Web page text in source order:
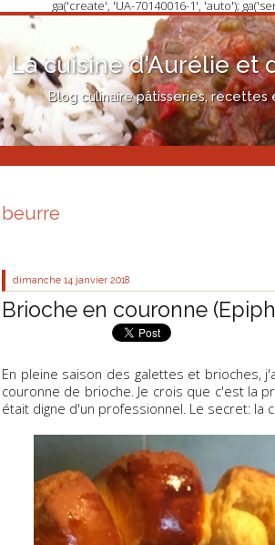
ga('create', 'UA-70140016-1', 'auto');
La cuisine d'Aurélie et
Blog culinaire pâtisseries, recettes
beurre
dimanche 14 janvier 2018
Brioche en couronne
En pleine saison des galettes et brioches,
couronne de brioche. Je crois que c'est la
était digne d'un professionnel. Le secret: la